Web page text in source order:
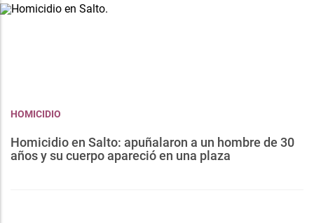
HOMICIDIO
Homicidio en Salto: apuñalaron a un hombre de 30
años y su cuerpo apareció en una plaza